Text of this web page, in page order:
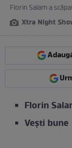
Florin Salam a
Xtra Night
Florin
Vești bune